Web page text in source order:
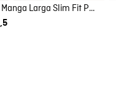
Camisa de Hombre Manga Larga Slim Fit Pato Bordado Tela Oxford en Algodón